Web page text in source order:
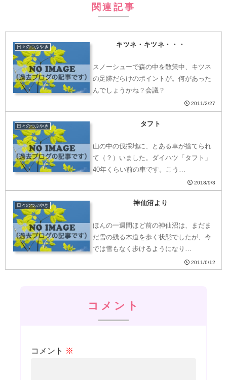
関連記事
日々のつぶやき キツネ・キツネ・・・
スノーシューで森の中を散策中、キツネ
の足跡だらけのポイントが。何があった
んでしょうかね？会議？
2011/2/27
日々のつぶやき タフト
山の中の伐採地に、とある車が捨てられ
て（？）いました。ダイハツ「タフト」
40年くらい前の車です。こう…
2018/9/3
日々のつぶやき 神仙沼より
ほんの一週間ほど前の神仙沼は、まだま
だ雪の残る木道を歩く状態でしたが、今
では雪もなく歩けるようになり…
2011/6/12
コメント
コメント ※